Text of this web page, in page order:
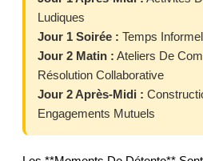
Ludiques
Jour 1 Soirée : Temps
Jour 2 Matin : Ateliers De
Résolution Collaborative
Jour 2 Après-Midi :
Engagements Mutuels